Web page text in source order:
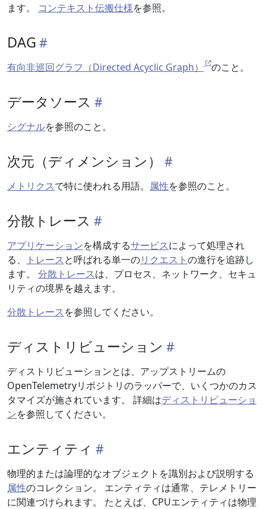
ます。 コンテキスト伝搬仕様を参照。
DAG
有向非巡回グラフ（Directed Acyclic Graph） のこと。
データソース
シグナルを参照のこと。
次元（ディメンション）
メトリクスで特に使われる用語。 属性を参照のこと。
分散トレース
アプリケーションを構成するサービスによって処理され
る、
トレースと呼ばれる単一のリクエストの進行を追跡し
ます。 分散トレースは、プロセス、ネットワーク、セキュ
リティの境界を越えます。
分散トレースを参照してください。
ディストリビューション
ディストリビューションとは、アップストリームの
OpenTelemetryリポジトリのラッパーで、いくつかのカス
タマイズが施されています。 詳細はディストリビューショ
ンを参照してください。
エンティティ
物理的または論理的なオブジェクトを識別および説明する
属性のコレクション。 エンティティは通常、テレメトリー
に関連づけられます。 たとえば、CPUエンティティは物理